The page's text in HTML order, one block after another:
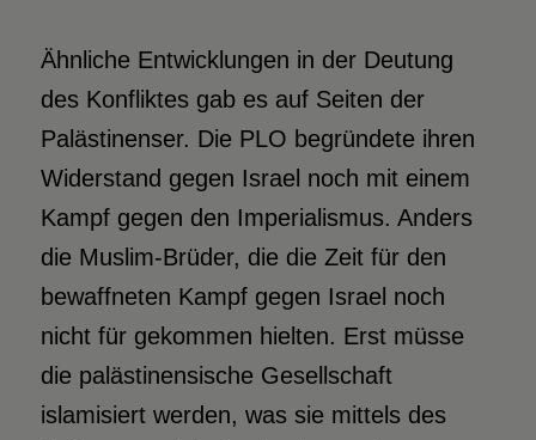
Ähnliche Entwicklungen in der Deutung
des Konfliktes gab es auf Seiten der
Palästinenser. Die PLO begründete ihren
Widerstand gegen Israel noch mit einem
Kampf gegen den Imperialismus. Anders
die Muslim-Brüder, die die Zeit für den
bewaffneten Kampf gegen Israel noch
nicht für gekommen hielten. Erst müsse
die palästinensische Gesellschaft
islamisiert werden, was sie mittels des